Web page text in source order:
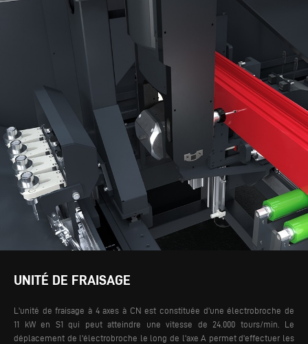
UNITÉ DE FRAISAGE
L'unité de fraisage à 4 axes à CN est constituée d'une électrobroche de
11 kW en S1 qui peut atteindre une vitesse de 24.000 tours/min. Le
déplacement de l'électrobroche le long de l'axe A permet d'effectuer les